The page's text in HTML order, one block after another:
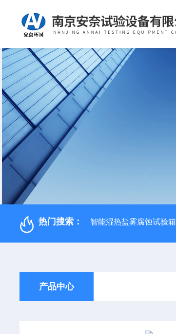
热门搜索： 智能湿热盐雾腐蚀试验箱
产品中心